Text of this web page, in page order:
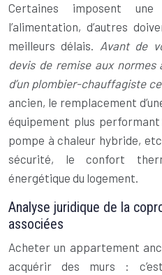
Certaines imposent
l’alimentation, d’autres
meilleurs délais. Avant de
devis de remise aux normes
d’un plombier-chauffagiste
ancien, le remplacement
équipement plus
pompe à chaleur hybride,
sécurité, le confort
énergétique du logement.
Analyse juridique de la
associées
Acheter un appartement
acquérir des murs :